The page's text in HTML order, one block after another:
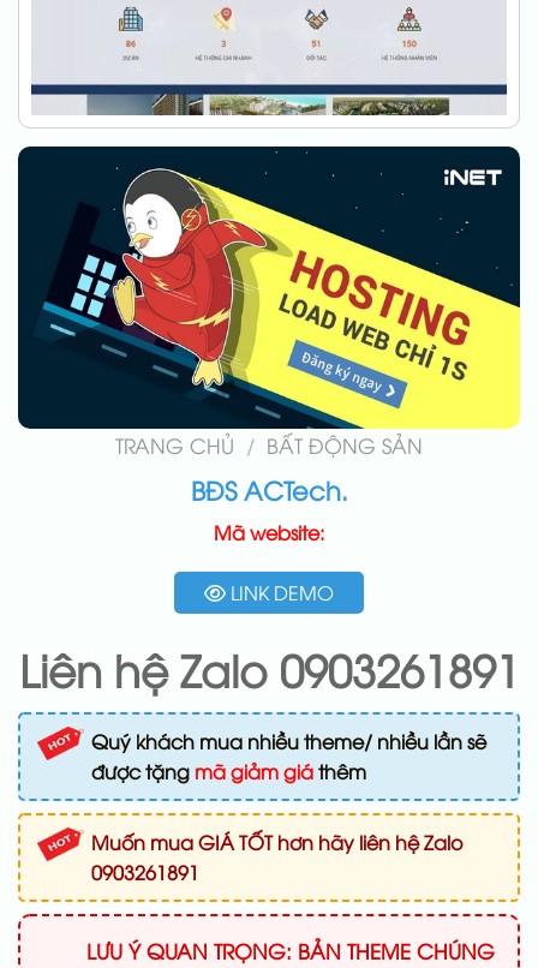
TRANG CHỦ / BẤT ĐỘNG SẢN
BĐS ACTech.
Mã website:
LINK DEMO
Liên hệ Zalo 0903261891
Quý khách mua nhiều theme/ nhiều lần sẽ
được tặng mã giảm giáthêm
Muốn mua GIÁ TỐT hơn hãy liên hệ Zalo
0903261891
LƯU Ý QUAN TRỌNG: BẢN THEME CHÚNG